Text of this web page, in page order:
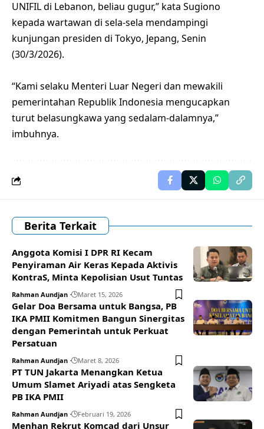
UNIFIL di Lebanon, beliau gugur,” kata Sugiono
kepada wartawan di sela-sela mendampingi
kunjungan presiden di Tokyo, Jepang, Senin
(30/3/2026).
“Kami selaku Menteri Luar Negeri dan mewakili
pemerintahan Republik Indonesia mengucapkan
turut belasungkawa yang sedalam-dalamnya,”
imbuhnya.
Berita Terkait
Anggota Komisi I DPR RI Kecam
Penyiraman Air Keras Kepada Aktivis
KontraS, Minta Kepolisian Usut Tuntas
Rahman Aundjan Maret 15, 2026
Gelar Doa Bersama untuk Bangsa, PB
IKA PMII Komitmen Bangun Sinergitas
dengan Pemerintah untuk Perkuat
Persatuan
Rahman Aundjan Maret 8, 2026
PT TUN Jakarta Menangkan Ketua
Umum Slamet Ariyadi atas Sengketa
PB IKA PMII
Rahman Aundjan Februari 19, 2026
Menhan Rekrut Komcad dari Unsur